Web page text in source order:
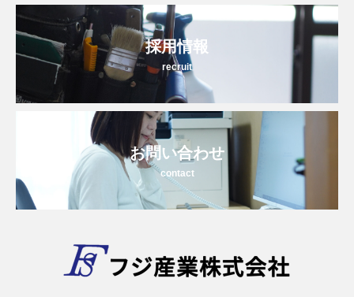
採用情報
recruit
お問い合わせ
contact